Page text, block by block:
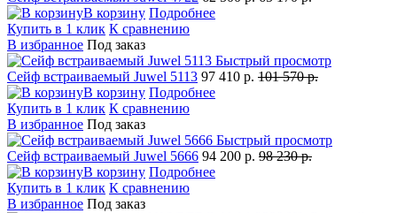
В корзину Подробнее
Купить в 1 клик К сравнению
В избранное Под заказ
Быстрый просмотр
Сейф встраиваемый Juwel 5113 97 410 р. 101 570 р.
В корзину Подробнее
Купить в 1 клик К сравнению
В избранное Под заказ
Быстрый просмотр
Сейф встраиваемый Juwel 5666 94 200 р. 98 230 р.
В корзину Подробнее
Купить в 1 клик К сравнению
В избранное Под заказ